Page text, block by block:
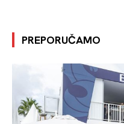
PREPORUČAMO